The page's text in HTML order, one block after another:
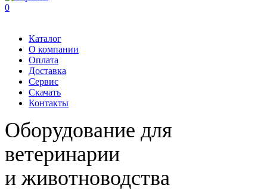
0
Каталог
О компании
Оплата
Доставка
Сервис
Скачать
Контакты
Оборудование для
ветеринарии
и животноводства